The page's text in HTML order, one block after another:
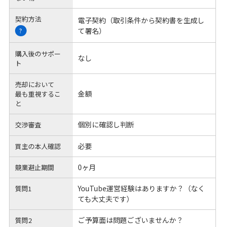
契約方法
?
電子契約（取引条件から契約書を生成し
て署名）
購入後のサポー
ト
なし
売却において
最も重視するこ
と
金額
交渉審査 個別に確認し判断
買主の本人確認 必要
競業避止期間 0ヶ月
質問1
YouTube運営経験はありますか？（なく
ても大丈夫です）
質問2 ご予算面は問題ございませんか？